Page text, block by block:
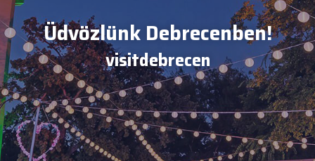
Üdvözlünk Debrecenben!
visitdebrecen